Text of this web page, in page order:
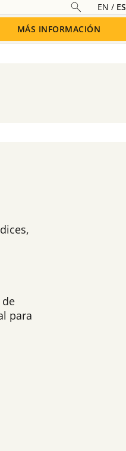
EN
ES
MÁS INFORMACIÓN
para